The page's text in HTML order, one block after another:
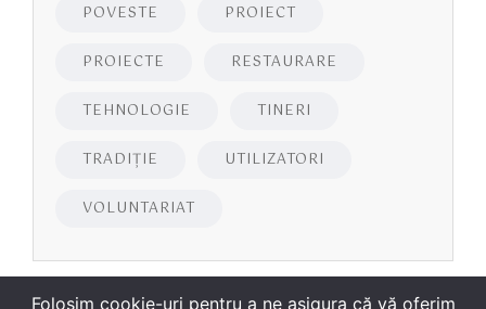
POVESTE PROIECT
PROIECTE RESTAURARE
TEHNOLOGIE TINERI
TRADIȚIE UTILIZATORI
VOLUNTARIAT
Folosim cookie-uri pentru a ne asigura că vă oferim